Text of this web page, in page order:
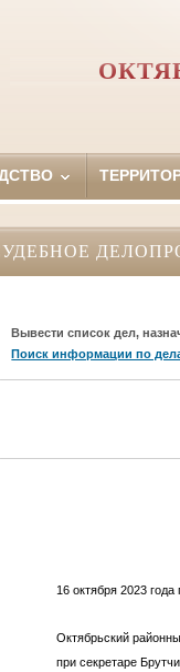
Вывести список дел,
Поиск информации по
16 октября 2023 года
Октябрьский
при секретаре